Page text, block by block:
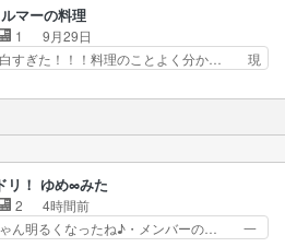
いわデザート作り… デザートを作るの
いる岳。それを… なるほどガクは憧れ
ちらも孤独だ…
くてヤバかった。落ちてる花… 岳くん
這い上がれるなんてすごい… ここに来
の人間のことを見なくな… 前話もだけ
のラストカットｯ！生… その人にしか
マーの料理
1
9月29日
白すぎた！！！料理のことよく分か… 現
道、広瀬一太郎の歩んだ道で… 悔しい
く圧巻のラスト！関… ジェラートを数
たガクの料理で… 海が懸念していたの
での北田岳の… フルコースの最後のデ
んなが口に… 普通にイナバウアーする
たわ（笑…
リ！ ゆめ∞みた
2
4時間前
ゃん明るくなったね♪・メンバーの… 一